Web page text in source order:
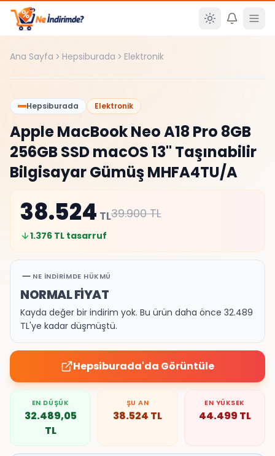
Ana içeriğe atla
Ana Sayfa Hepsiburada Elektronik
%3
Hepsiburada Elektronik
Apple MacBook Neo A18 Pro 8GB
256GB SSD macOS 13" Taşınabilir
Bilgisayar Gümüş MHFA4TU/A
38.524 TL39.900TL
1.376 TL tasarruf
NE İNDIRIMDE HÜKMÜ
NORMAL FİYAT
Kayda değer bir indirim yok. Bu ürün daha önce 32.489
TL'ye kadar düşmüştü.
Hepsiburada'da Görüntüle
EN DÜŞÜK
32.489,05
TL
ŞU AN
38.524 TL
EN YÜKSEK
44.499TL